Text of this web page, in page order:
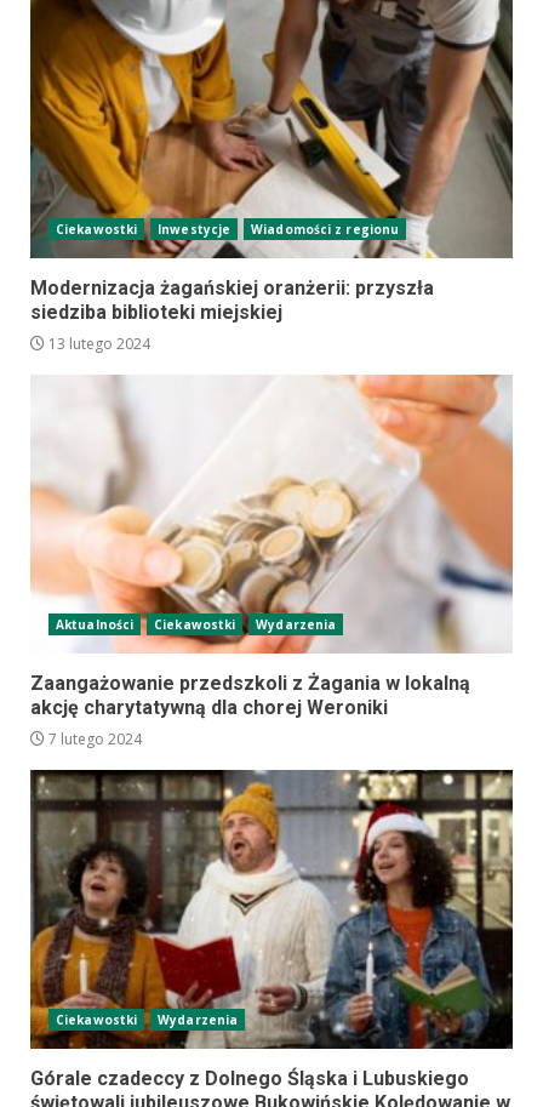
Ciekawostki Inwestycje Wiadomości z regionu
Modernizacja żagańskiej oranżerii: przyszła
siedziba biblioteki miejskiej
13 lutego 2024
Aktualności Ciekawostki Wydarzenia
Zaangażowanie przedszkoli z Żagania w lokalną
akcję charytatywną dla chorej Weroniki
7 lutego 2024
Ciekawostki Wydarzenia
Górale czadeccy z Dolnego Śląska i Lubuskiego